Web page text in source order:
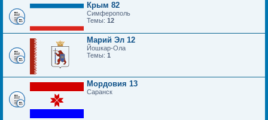
Крым 82
Симферополь
Темы: 12
Марий Эл 12
Йошкар-Ола
Темы: 1
Мордовия 13
Саранск